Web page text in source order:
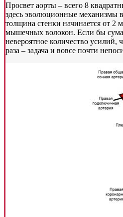
Просвет аорты – всего 8
здесь эволюционные механизмы
толщина стенки начинается от 2
мышечных волокон. Если бы
невероятное количество усилий,
раза – задача и вовсе почти